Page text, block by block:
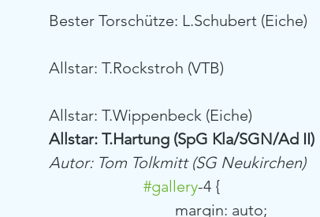
Bester Torschütze: L.Schubert (Eiche)
Allstar: T.Rockstroh (VTB)
Allstar: T.Wippenbeck (Eiche)
Allstar: T.Hartung (SpG Kla/SGN/Ad II)
Autor: Tom Tolkmitt (SG Neukirchen)
#gallery-4 {
				margin: auto;